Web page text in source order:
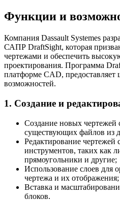
Функции и
Компания Dassault Systemes
САПР DraftSight, которая
чертежами и обеспечить
проектирования. Программа
платформе CAD,
возможностей.
1. Создание и
Создание новых чертежей
существующих файлов из
Редактирование
инструментов, таких как
прямоугольники и другие;
Использование слоев для
чертежа и их отображения;
Вставка и
блоков.